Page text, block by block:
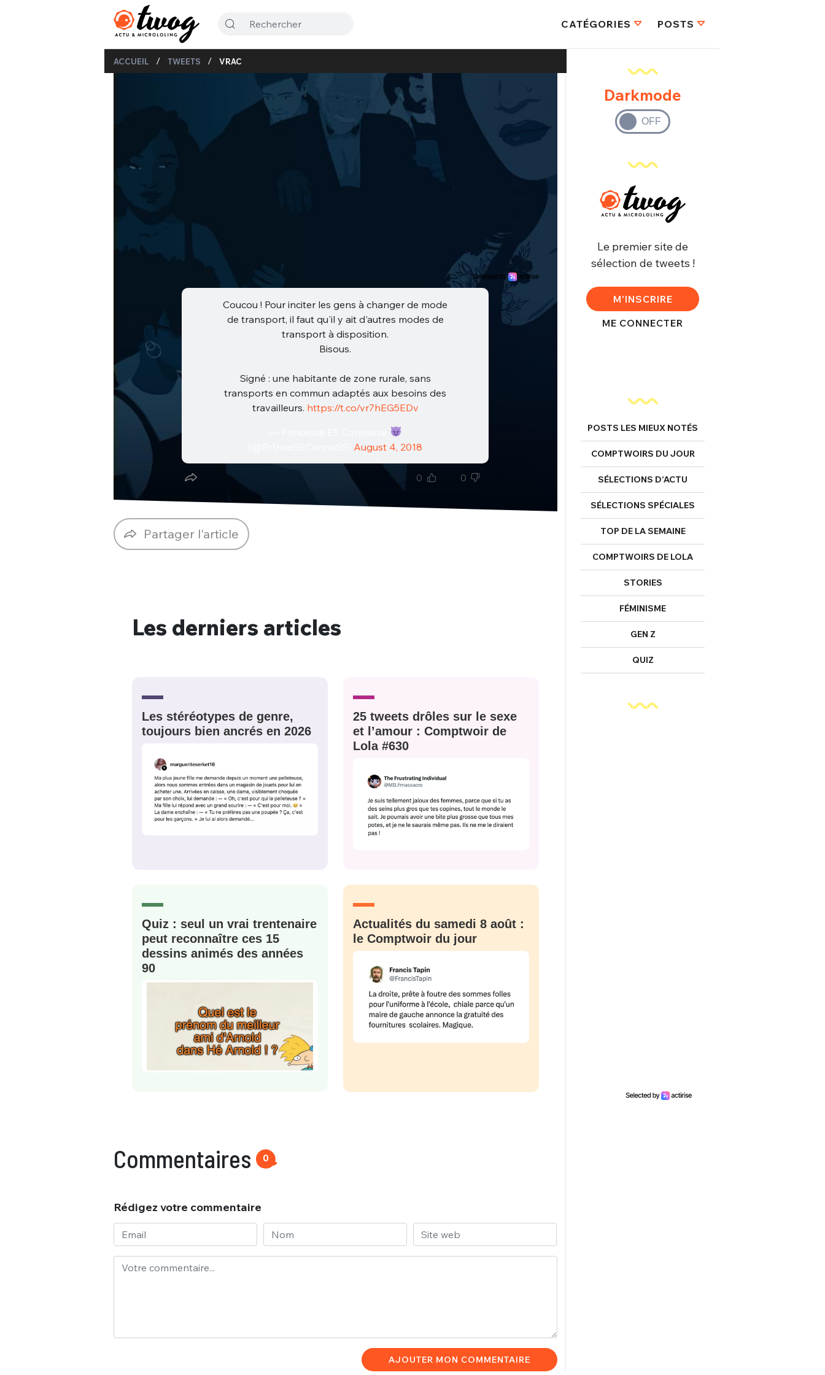
CATÉGORIES POSTS
ACCUEIL / TWEETS / VRAC
Coucou ! Pour inciter les gens à changer de mode
de transport, il faut qu'il y ait d'autres modes de
transport à disposition.
Bisous.
Signé : une habitante de zone rurale, sans
transports en commun adaptés aux besoins des
travailleurs. https://t.co/vr7hEG5EDv
August 4, 2018
0 0
Partager l'article
Les derniers articles
Les stéréotypes de genre,
toujours bien ancrés en 2026
25 tweets drôles sur le sexe
et l’amour : Comptwoir de
Lola #630
Quiz : seul un vrai trentenaire
peut reconnaître ces 15
dessins animés des années
90
Actualités du samedi 8 août :
le Comptwoir du jour
Commentaires 0
Rédigez votre commentaire
AJOUTER MON COMMENTAIRE
Darkmode
Le premier site de
sélection de tweets !
M'INSCRIRE
ME CONNECTER
POSTS LES MIEUX NOTÉS
COMPTWOIRS DU JOUR
SÉLECTIONS D’ACTU
SÉLECTIONS SPÉCIALES
TOP DE LA SEMAINE
COMPTWOIRS DE LOLA
STORIES
FÉMINISME
GEN Z
QUIZ
FERMER
Bienvenue !
PSEUDO
PASSWORD*
Connexion
FERMER
VOTRE PARTICIPATION
Que souhaitez-vous proposer ?
Quelques
tweets
Ma propre
sélection
M'INSCRIRE